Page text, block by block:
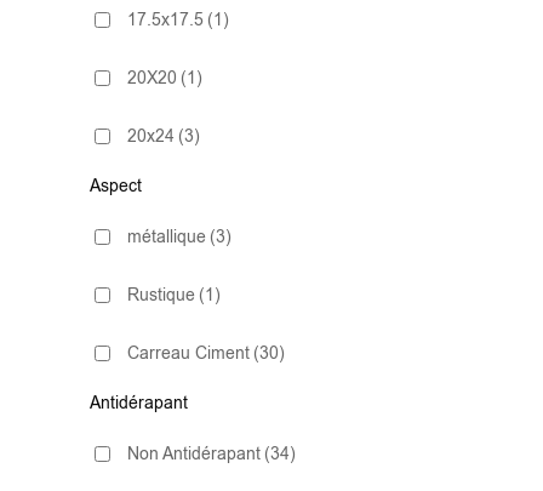
17.5x17.5 (1)
20X20 (1)
20x24 (3)
20x40
20x40 Decor
22.3x22.3 (3)
Aspect
métallique (3)
Rustique (1)
Carreau Ciment (30)
Effet Béton
(4)
Antidérapant
Non Antidérapant (34)